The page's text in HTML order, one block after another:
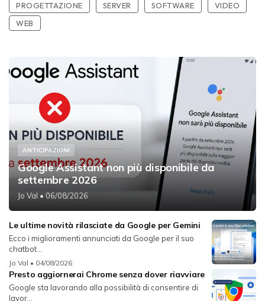
PROGETTAZIONE
SERVER SOFTWARE
VIDEO
WEB
ANTICIPAZIONI
Google Assistant non più disponibile da
settembre 2026
Jo Val • 06/08/2026
Le ultime novità rilasciate da Google per Gemini
Ecco i miglioramenti annunciati da Google per il suo
chatbot...
Jo Val • 04/08/2026
Presto aggiornerai Chrome senza dover riavviare
Google sta lavorando alla possibilità di consentire di
lavor...